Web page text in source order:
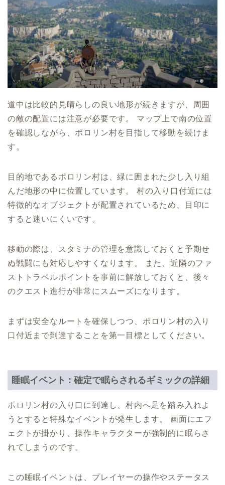
道中は比較的見晴らしの良い地形が続きますが、周囲
の敵の配置には注意が必要です。 マップ上で南の位置
を確認しながら、ポロリン村を目指して移動を続けま
す。
目的地であるポロリン村は、緑に囲まれた少し入り組
んだ地形の中に位置しています。 村の入り口付近には
特徴的なオブジェクトが配置されているため、目印に
すると迷いにくいです。
移動の際は、スタミナの管理を意識しておくと予期せ
ぬ戦闘にも対応しやすくなります。 また、近隣のファ
ストトラベルポイントを事前に解放しておくと、後々
のクエスト進行が非常にスムーズになります。
まずは安全なルートを確保しつつ、ポロリン村の入り
口付近まで到達することを第一目標としてください。
睡眠イベント : 確定で眠らされるギミックの詳細
ポロリン村の入り口に到達し、村内へ足を踏み入れよ
うとすると特殊なイベントが発生します。 画面にエフ
ェクトが掛かり、操作キャラクターが強制的に眠らさ
れてしまうのです。
この睡眠イベントは、プレイヤーの操作やステータス